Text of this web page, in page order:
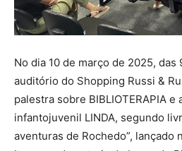
No dia 10 de março de 2025, das
auditório do Shopping Russi &
palestra sobre BIBLIOTERAPIA
infantojuvenil LINDA, segundo
aventuras de Rochedo”, lançado